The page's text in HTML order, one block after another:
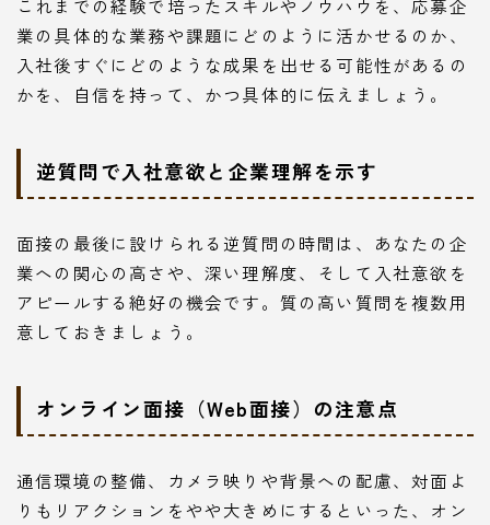
これまでの経験で培ったスキルやノウハウを、応募企
業の具体的な業務や課題にどのように活かせるのか、
入社後すぐにどのような成果を出せる可能性があるの
かを、自信を持って、かつ具体的に伝えましょう。
逆質問で入社意欲と企業理解を示す
面接の最後に設けられる逆質問の時間は、あなたの企
業への関心の高さや、深い理解度、そして入社意欲を
アピールする絶好の機会です。質の高い質問を複数用
意しておきましょう。
オンライン面接（Web面接）の注意点
通信環境の整備、カメラ映りや背景への配慮、対面よ
りもリアクションをやや大きめにするといった、オン